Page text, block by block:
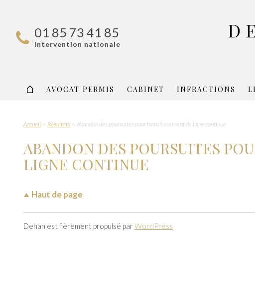
01 85 73 41 85
Intervention nationale
AVOCAT PERMIS CABINET INFRACTIONS
Accueil Résultats Abandon des poursuites pour franchissement de ligne continue
ABANDON DES POURSUITES
LIGNE CONTINUE
Haut de page
Dehan est fièrement propulsé parWordPress